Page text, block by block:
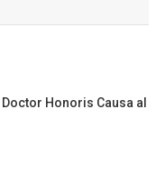
Honoris Causa al